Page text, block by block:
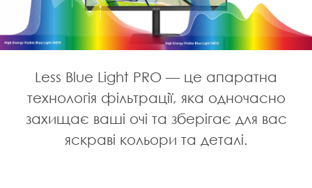
Less Blue Light PRO — це апаратна
технологія фільтрації, яка одночасно
захищає ваші очі та зберігає для вас
яскраві кольори та деталі.